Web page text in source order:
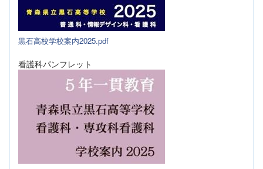
黒石高校学校案内2025.pdf
看護科パンフレット